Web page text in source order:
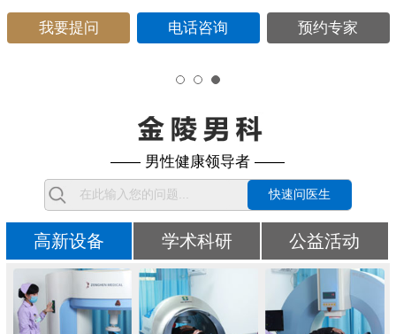
我要提问 电话咨询 预约专家
—— 男性健康领导者 ——
快速问医生
高新设备 学术科研 公益活动